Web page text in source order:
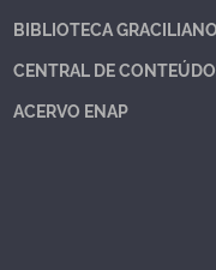
BIBLIOTECA
CENTRAL DE CONTEÚDO
ACERVO ENAP